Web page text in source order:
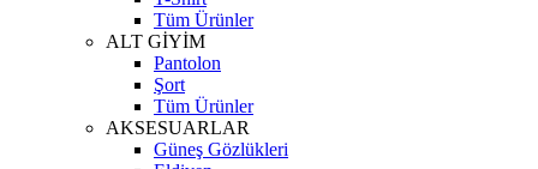
Tüm Ürünler
ALT GİYİM
Pantolon
Şort
Tüm Ürünler
AKSESUARLAR
Güneş Gözlükleri